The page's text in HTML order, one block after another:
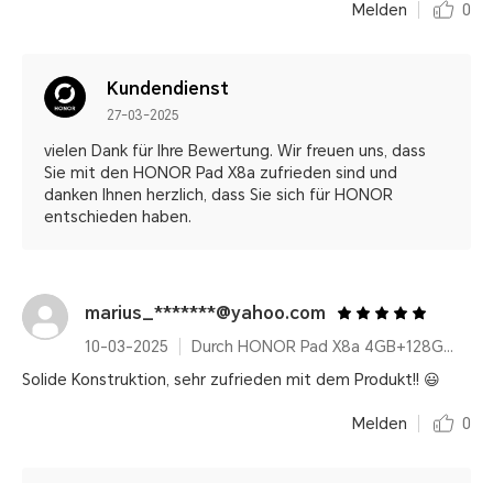
Melden 0
Kundendienst
27-03-2025
vielen Dank für Ihre Bewertung. Wir freuen uns, dass
Sie mit den HONOR Pad X8a zufrieden sind und
danken Ihnen herzlich, dass Sie sich für HONOR
entschieden haben.
marius_*******@yahoo.com
10-03-2025
Durch HONOR Pad X8a 4GB+128GB, 11 Zoll Display, Space Grey, 8300mAh Ultragroßer Akku, Snapdragon 6nm Chipset
Solide Konstruktion, sehr zufrieden mit dem Produkt!! 😃
Melden 0